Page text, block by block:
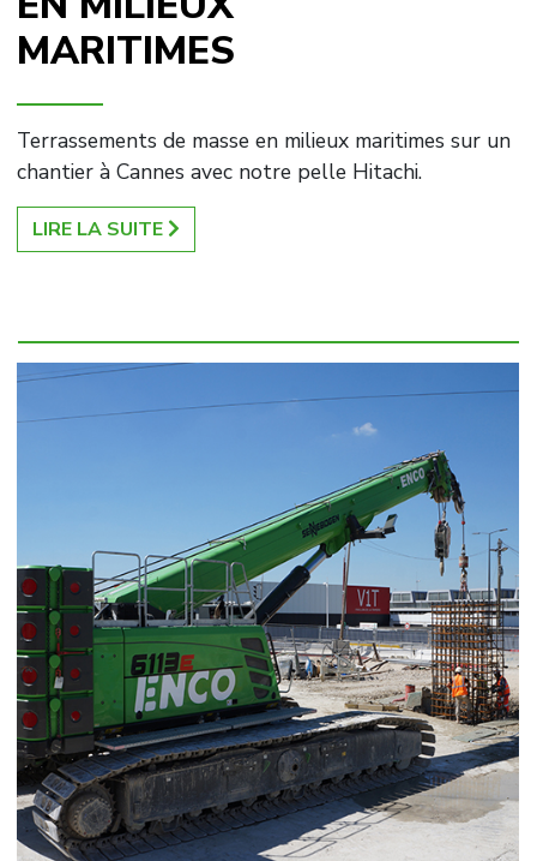
MARITIMES
Terrassements de masse en milieux maritimes sur un
chantier à Cannes avec notre pelle Hitachi.
LIRE LA SUITE